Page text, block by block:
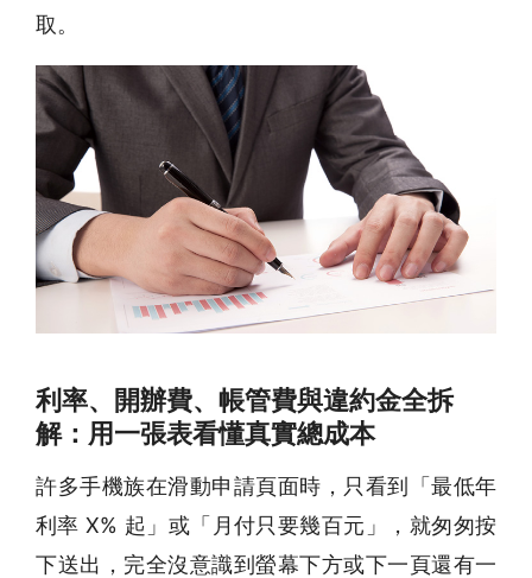
取。
利率、開辦費、帳管費與違約金全拆
解：用一張表看懂真實總成本
許多手機族在滑動申請頁面時，只看到「最低年
利率 X% 起」或「月付只要幾百元」，就匆匆按
下送出，完全沒意識到螢幕下方或下一頁還有一